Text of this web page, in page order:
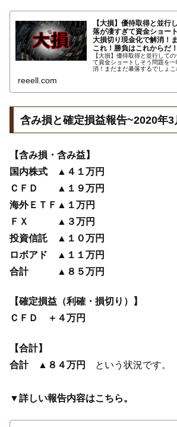
【大損】優待取得と並行
落が凄すぎて資金ショー
大損切り現金化で解消！
これ！勝負はこれからだ！
【大損】優待取得と並行して
て資金ショートしそう問題を
消！まだまだ暴落するでしょこ
reeell.com
含み損と確定損益報告~2020年
【含み損・含み益】
国内株式 ▲４１万円
ＣＦＤ ▲１９万円
海外ＥＴＦ▲１万円
ＦＸ ▲３万円
投資信託 ▲１０万円
ロボアド ▲１１万円
合計 ▲８５万円
【確定損益（利確・損切り）】
ＣＦＤ ＋４万円
【合計】
合計 ▲８４万円
という状況です。
▼詳しい報告内容はこちら。